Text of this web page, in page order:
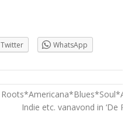
Twitter WhatsApp
Indie etc. vanavond in ‘De